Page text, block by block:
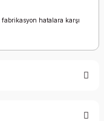
hatalara karşı